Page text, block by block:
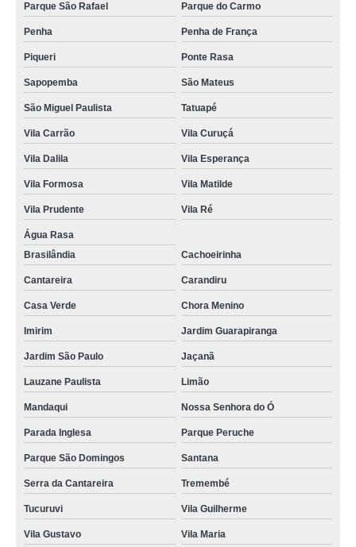
Parque São Rafael Parque do Carmo
Penha Penha de França
Piqueri Ponte Rasa
Sapopemba São Mateus
São Miguel Paulista Tatuapé
Vila Carrão Vila Curuçá
Vila Dalila Vila Esperança
Vila Formosa Vila Matilde
Vila Prudente Vila Ré
Água Rasa
Brasilândia
Cachoeirinha
Cantareira Carandiru
Casa Verde Chora Menino
Imirim Jardim Guarapiranga
Jardim São Paulo Jaçanã
Lauzane Paulista Limão
Mandaqui Nossa Senhora do Ó
Parada Inglesa Parque Peruche
Parque São Domingos Santana
Serra da Cantareira Tremembé
Tucuruvi Vila Guilherme
Vila Gustavo Vila Maria